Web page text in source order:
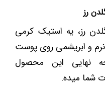
رز
رز، یه استیک کرمی
و ابریشمی روی پوست
نهایی این محصول
شما میده.